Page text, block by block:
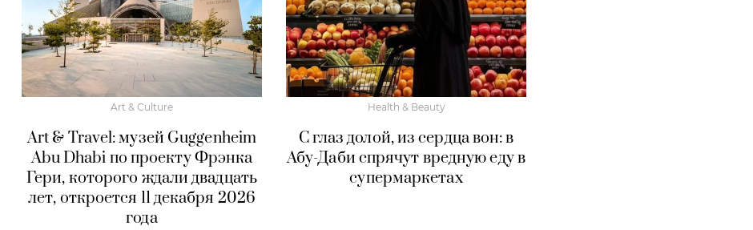
Art & Culture
Art & Travel: музей Guggenheim
Abu Dhabi по проекту Фрэнка
Гери, которого ждали двадцать
лет, откроется 11 декабря 2026
года
Health & Beauty
С глаз долой, из сердца вон: в
Абу-Даби спрячут вредную еду в
супермаркетах